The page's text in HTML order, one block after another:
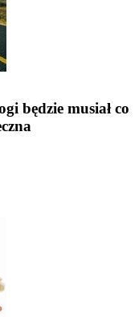
będzie musiał co